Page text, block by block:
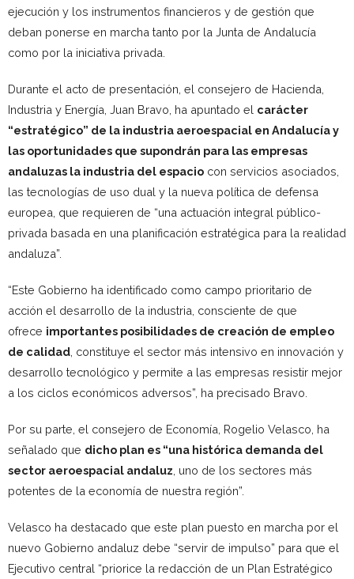
ejecución y los instrumentos financieros y de gestión que
deban ponerse en marcha tanto por la Junta de Andalucía
como por la iniciativa privada.
Durante el acto de presentación, el consejero de Hacienda,
Industria y Energía, Juan Bravo, ha apuntado el carácter
“estratégico” de la industria aeroespacial en Andalucía y
las oportunidades que supondrán para las empresas
andaluzas la industria del espacio con servicios asociados,
las tecnologías de uso dual y la nueva política de defensa
europea, que requieren de “una actuación integral público-
privada basada en una planificación estratégica para la realidad
andaluza”.
“Este Gobierno ha identificado como campo prioritario de
acción el desarrollo de la industria, consciente de que
ofrece importantes posibilidades de creación de empleo
de calidad , constituye el sector más intensivo en innovación y
desarrollo tecnológico y permite a las empresas resistir mejor
a los ciclos económicos adversos”, ha precisado Bravo.
Por su parte, el consejero de Economía, Rogelio Velasco, ha
señalado que dicho plan es “una histórica demanda del
sector aeroespacial andaluz , uno de los sectores más
potentes de la economía de nuestra región”.
Velasco ha destacado que este plan puesto en marcha por el
nuevo Gobierno andaluz debe “servir de impulso” para que el
Ejecutivo central “priorice la redacción de un Plan Estratégico